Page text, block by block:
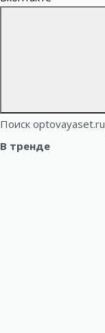
Поиск optovayaset.ru
В тренде